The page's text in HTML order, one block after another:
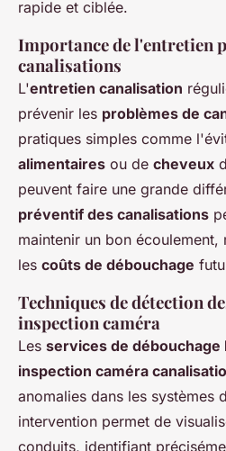
rapide et ciblée.
Importance de l'entretien
canalisations
L'entretien canalisation
prévenir les problèmes de
pratiques simples comme
alimentaires ou de cheveux
peuvent faire une grande
préventif des canalisations
maintenir un bon écoulement,
les coûts de débouchage
Techniques de détection
inspection caméra
Les services de débouchage
inspection caméra
anomalies dans les systèmes
intervention permet de
conduits, identifiant